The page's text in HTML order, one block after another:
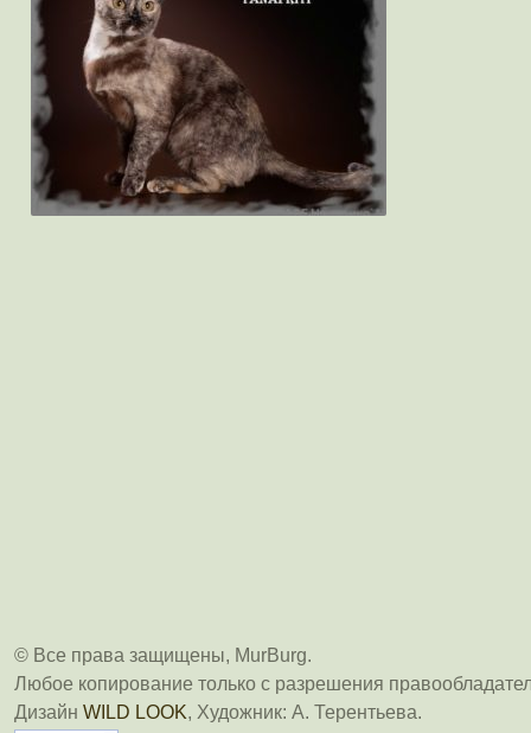
© Все права защищены, MurBurg.
Любое копирование только с разрешения
Дизайн WILD LOOK, Художник: А. Терентьева.